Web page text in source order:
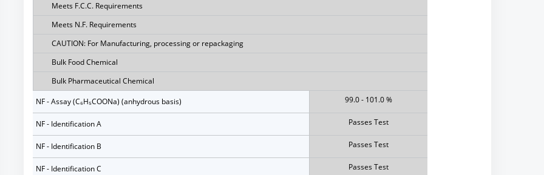
Meets F.C.C. Requirements
Meets N.F. Requirements
CAUTION: For Manufacturing, processing or repackaging
Bulk Food Chemical
Bulk Pharmaceutical Chemical
NF - Assay (C₆H₅COONa) (anhydrous basis)
99.0 - 101.0 %
NF - Identification A Passes Test
NF - Identification B Passes Test
NF - Identification C Passes Test